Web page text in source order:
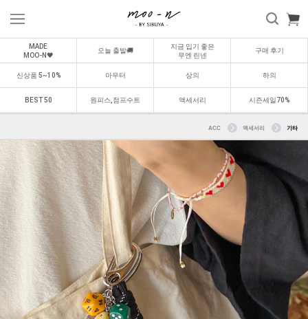
MADE
MOO-N🖤
오늘 출발🚚
지금 입기 좋은
무엔 린넨
구매 후기
신상품 5~10% 아우터 상의 하의
BEST 50 원피스,점프수트 액세서리 시즌세일70%
ACC 액세서리 기타